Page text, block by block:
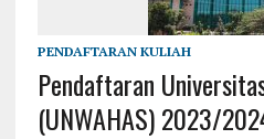
PENDAFTARAN KULIAH
Pendaftaran
(UNWAHAS) 2023/